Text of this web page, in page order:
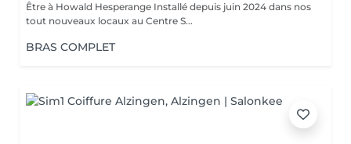
Être à Howald Hesperange Installé depuis juin 2024 dans nos
tout nouveaux locaux au Centre S...
BRAS COMPLET